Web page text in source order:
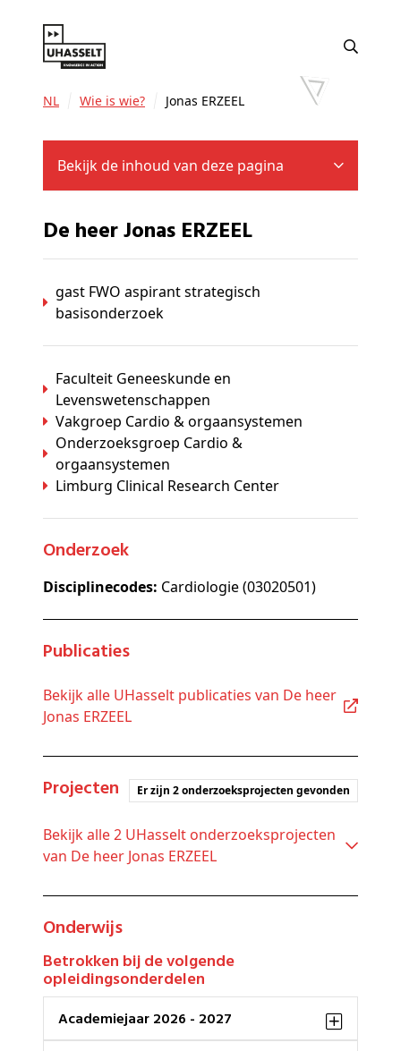
NL Wie is wie? Jonas ERZEEL
Bekijk de inhoud van deze pagina
De heer Jonas ERZEEL
gast FWO aspirant strategisch
basisonderzoek
Faculteit Geneeskunde en
Levenswetenschappen
Vakgroep Cardio & orgaansystemen
Onderzoeksgroep Cardio &
orgaansystemen
Limburg Clinical Research Center
Onderzoek
Disciplinecodes: Cardiologie (03020501)
Publicaties
Bekijk alle UHasselt publicaties van De heer
Jonas ERZEEL
Projecten Er zijn 2 onderzoeksprojecten gevonden
Bekijk alle 2 UHasselt onderzoeksprojecten
van De heer Jonas ERZEEL
Onderwijs
Betrokken bij de volgende
opleidingsonderdelen
Academiejaar 2026 - 2027